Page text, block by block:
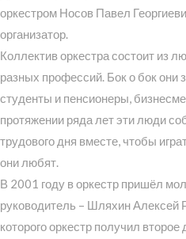
оркестром Носов Павел
организатор.
Коллектив оркестра состоит из
разных профессий. Бок о бок
студенты и пенсионеры,
протяжении ряда лет эти люди
трудового дня вместе, чтобы
они любят.
В 2001 году в оркестр пришёл
руководитель – Шляхин Алексей
которого оркестр получил второе